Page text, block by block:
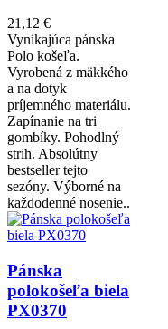
21,12 €
Vynikajúca pánska
Polo košeľa.
Vyrobená z mäkkého
a na dotyk
príjemného materiálu.
Zapínanie na tri
gombíky. Pohodlný
strih. Absolútny
bestseller tejto
sezóny. Výborné na
každodenné nosenie..
Pánska
polokošeľa biela
PX0370